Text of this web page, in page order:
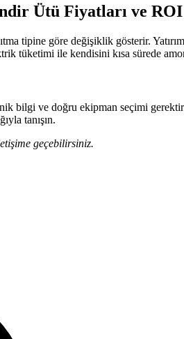
Ütü Fiyatları ve ROI
tipine göre değişiklik gösterir.
tüketimi ile kendisini kısa sürede
bilgi ve doğru ekipman seçimi
tanışın.
geçebilirsiniz.